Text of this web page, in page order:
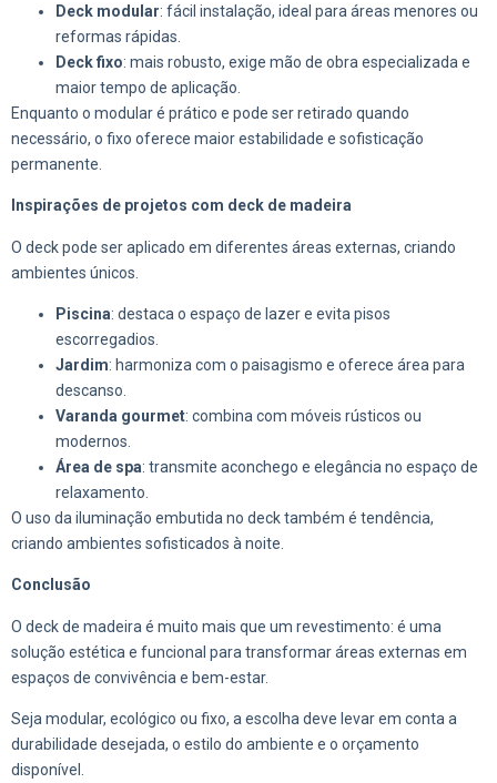
Deck modular: fácil instalação, ideal para áreas menores ou
reformas rápidas.
Deck fixo: mais robusto, exige mão de obra especializada e
maior tempo de aplicação.
Enquanto o modular é prático e pode ser retirado quando
necessário, o fixo oferece maior estabilidade e sofisticação
permanente.
Inspirações de projetos com deck de madeira
O deck pode ser aplicado em diferentes áreas externas, criando
ambientes únicos.
Piscina: destaca o espaço de lazer e evita pisos
escorregadios.
Jardim: harmoniza com o paisagismo e oferece área para
descanso.
Varanda gourmet: combina com móveis rústicos ou
modernos.
Área de spa: transmite aconchego e elegância no espaço de
relaxamento.
O uso da iluminação embutida no deck também é tendência,
criando ambientes sofisticados à noite.
Conclusão
O deck de madeira é muito mais que um revestimento: é uma
solução estética e funcional para transformar áreas externas em
espaços de convivência e bem-estar.
Seja modular, ecológico ou fixo, a escolha deve levar em conta a
durabilidade desejada, o estilo do ambiente e o orçamento
disponível.